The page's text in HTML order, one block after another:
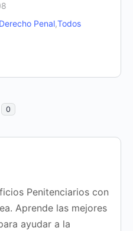
Derecho Penal,Todos
0
Penitenciarios con
Aprende las mejores
ayudar a la